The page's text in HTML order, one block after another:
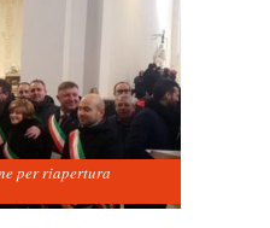
per riapertura